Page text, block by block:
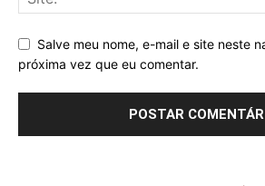
Salve meu nome, e-mail e site neste
próxima vez que eu comentar.